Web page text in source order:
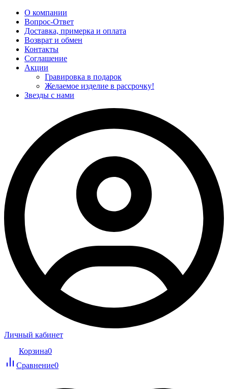
О компании
Вопрос-Ответ
Доставка, примерка и оплата
Возврат и обмен
Контакты
Соглашение
Акции
Гравировка в подарок
Желаемое изделие в рассрочку!
Звезды с нами
Личный кабинет
Корзина0
Сравнение0